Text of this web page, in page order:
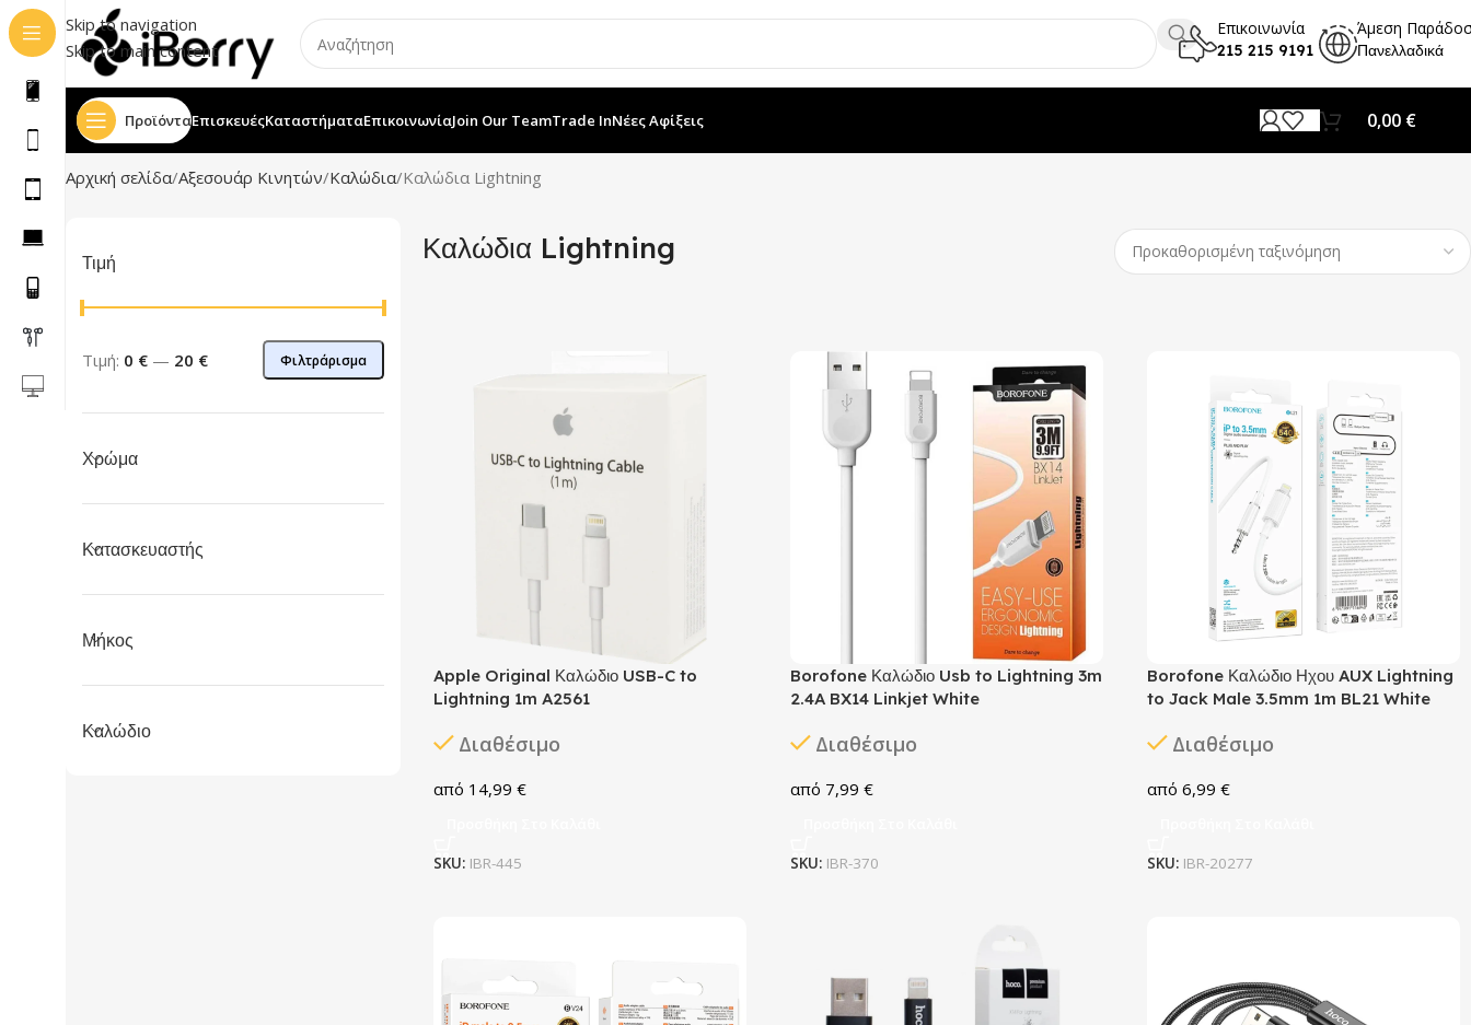
Skip to navigation
Skip to main content
Επικοινωνία
215 215 9191
Άμεση
Πανελλαδικά
ΠροϊόνταΕπισκευέςΚαταστήματαΕπικοινωνίαJoin Our TeamTrade InΝέες Αφίξεις 0,00 €
Αρχική σελίδα Αξεσουάρ Κινητών Καλώδια Καλώδια Lightning
Τιμή
Φιλτράρισμα
Τιμή: 0 € — 20 €
Χρώμα
Κατασκευαστής
Μήκος
Καλώδιο
Καλώδια Lightning
Apple Original Καλώδιο USB-C to
Lightning 1m A2561
Διαθέσιμο
14,99 €
SKU: IBR-445
Borofone Καλώδιο Usb to Lightning 3m
2.4A BX14 Linkjet White
Διαθέσιμο
7,99 €
SKU: IBR-370
Borofone Καλώδιο Ηχου AUX Lightning
to Jack Male 3.5mm 1m BL21 White
Διαθέσιμο
6,99 €
SKU: IBR-20277